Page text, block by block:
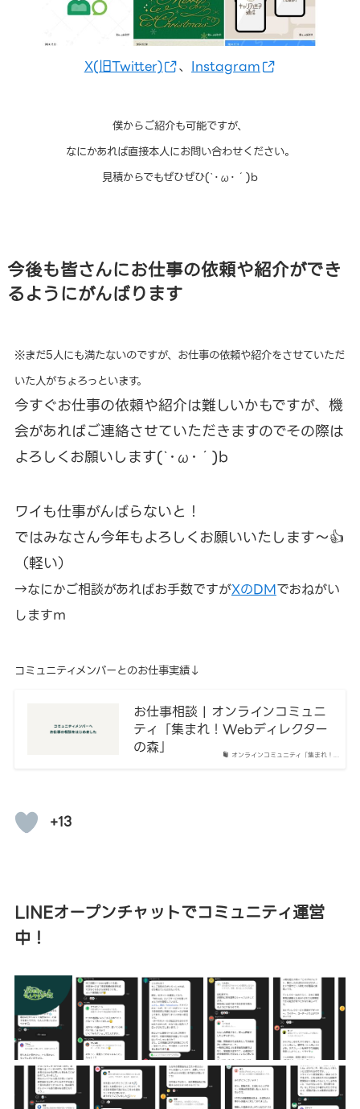
X(旧Twitter) 、 Instagram
僕からご紹介も可能ですが、
なにかあれば直接本人にお問い合わせください。
見積からでもぜひぜひ(`･ω･´)b
今後も皆さんにお仕事の依頼や紹介ができ
るようにがんばります
※まだ5人にも満たないのですが、お仕事の依頼や紹介をさせていただ
いた人がちょろっといます。
今すぐお仕事の依頼や紹介は難しいかもですが、機
会があればご連絡させていただきますのでその際は
よろしくお願いします(`･ω･´)b
ワイも仕事がんばらないと！
ではみなさん今年もよろしくお願いいたします～👍
（軽い）
→なにかご相談があればお手数ですがXのDMでおねがい
しますｍ
コミュニティメンバーとのお仕事実績↓
オンラインコミュニティ「集まれ！...
お仕事相談 | オンラインコミュニ
ティ「集まれ！Webディレクター
の森」
+13
LINEオープンチャットでコミュニティ運営
中！